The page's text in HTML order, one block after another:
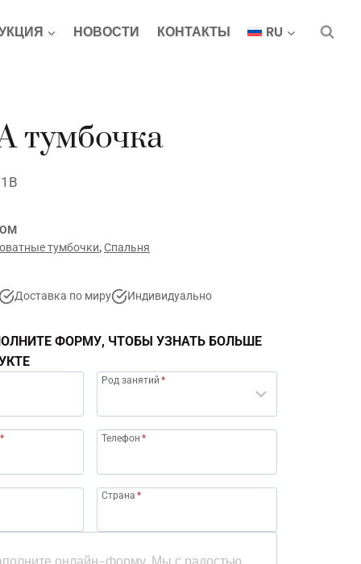
НОВОСТИ КОНТАКТЫ RU
тумбочка
тумбочки,Спальня
Доставка по миру Индивидуально
ФОРМУ, ЧТОБЫ УЗНАТЬ БОЛЬШЕ
Род занятий *
* Телефон *
Страна *